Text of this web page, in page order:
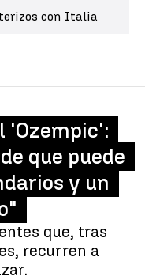
con Italia
'Ozempic':
que puede
y un
que, tras
recurren a